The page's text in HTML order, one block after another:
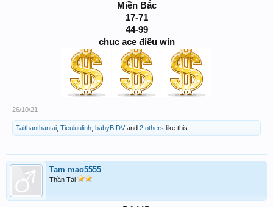
Miền Bắc
17-71
44-99
chuc ace điều win
26/10/21
Taithanthantai Tieuluulinh babyBIDV and 2 others like this.
Tam mao5555
Thần Tài